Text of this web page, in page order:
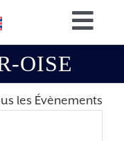
OISE
les Évènements